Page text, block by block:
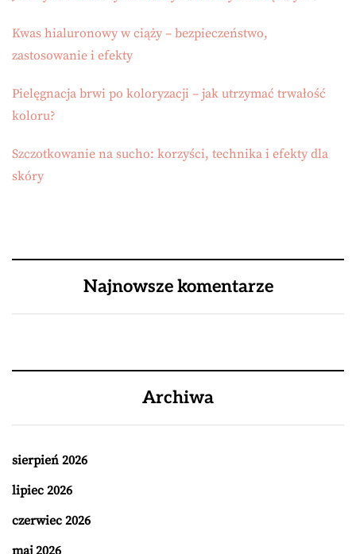
Kwas hialuronowy w ciąży – bezpieczeństwo,
zastosowanie i efekty
Pielęgnacja brwi po koloryzacji – jak utrzymać trwałość
koloru?
Szczotkowanie na sucho: korzyści, technika i efekty dla
skóry
Najnowsze komentarze
Archiwa
sierpień 2026
lipiec 2026
czerwiec 2026